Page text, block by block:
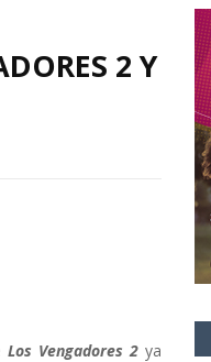
2 Y
Los Vengadores 2 ya